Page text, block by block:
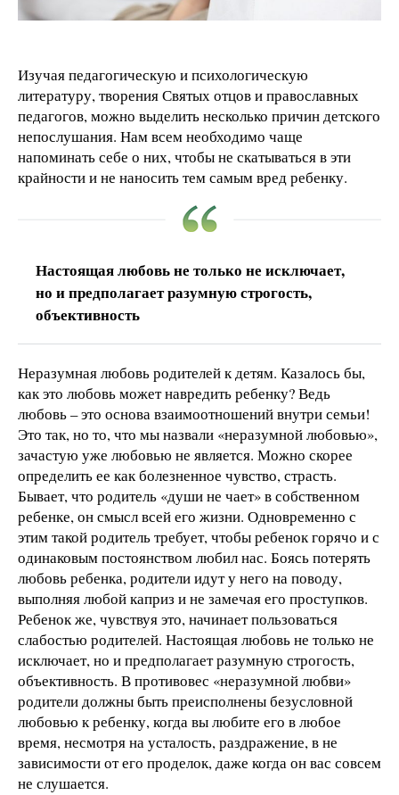
Изучая педагогическую и психологическую
литературу, творения Святых отцов и православных
педагогов, можно выделить несколько причин детского
непослушания. Нам всем необходимо чаще
напоминать себе о них, чтобы не скатываться в эти
крайности и не наносить тем самым вред ребенку.
Настоящая любовь не только не исключает,
но и предполагает разумную строгость,
объективность
Неразумная любовь родителей к детям. Казалось бы,
как это любовь может навредить ребенку? Ведь
любовь – это основа взаимоотношений внутри семьи!
Это так, но то, что мы назвали «неразумной любовью»,
зачастую уже любовью не является. Можно скорее
определить ее как болезненное чувство, страсть.
Бывает, что родитель «души не чает» в собственном
ребенке, он смысл всей его жизни. Одновременно с
этим такой родитель требует, чтобы ребенок горячо и с
одинаковым постоянством любил нас. Боясь потерять
любовь ребенка, родители идут у него на поводу,
выполняя любой каприз и не замечая его проступков.
Ребенок же, чувствуя это, начинает пользоваться
слабостью родителей. Настоящая любовь не только не
исключает, но и предполагает разумную строгость,
объективность. В противовес «неразумной любви»
родители должны быть преисполнены безусловной
любовью к ребенку, когда вы любите его в любое
время, несмотря на усталость, раздражение, в не
зависимости от его проделок, даже когда он вас совсем
не слушается.